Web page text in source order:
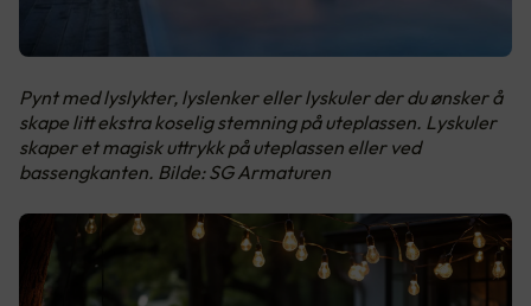
Pynt med lyslykter, lyslenker eller lyskuler der du ønsker å
skape litt ekstra koselig stemning på uteplassen. Lyskuler
skaper et magisk uttrykk på uteplassen eller ved
bassengkanten. Bilde: SG Armaturen